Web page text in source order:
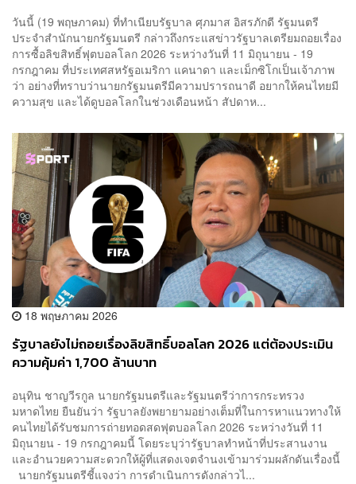
วันนี้ (19 พฤษภาคม) ที่ทำเนียบรัฐบาล ศุภมาส อิสรภักดี รัฐมนตรี
ประจำสำนักนายกรัฐมนตรี กล่าวถึงกระแสข่าวรัฐบาลเตรียมถอยเรื่อง
การซื้อลิขสิทธิ์ฟุตบอลโลก 2026 ระหว่างวันที่ 11 มิถุนายน - 19
กรกฎาคม ที่ประเทศสหรัฐอเมริกา แคนาดา และเม็กซิโกเป็นเจ้าภาพ
ว่า อย่างที่ทราบว่านายกรัฐมนตรีมีความปรารถนาดี อยากให้คนไทยมี
ความสุข และได้ดูบอลโลกในช่วงเดือนหน้า สัปดาห...
18 พฤษภาคม 2026
รัฐบาลยังไม่ถอยเรื่องลิขสิทธิ์บอลโลก 2026 แต่ต้องประเมิน
ความคุ้มค่า 1,700 ล้านบาท
อนุทิน ชาญวีรกูล นายกรัฐมนตรีและรัฐมนตรีว่าการกระทรวง
มหาดไทย ยืนยันว่า รัฐบาลยังพยายามอย่างเต็มที่ในการหาแนวทางให้
คนไทยได้รับชมการถ่ายทอดสดฟุตบอลโลก 2026 ระหว่างวันที่ 11
มิถุนายน - 19 กรกฎาคมนี้ โดยระบุว่ารัฐบาลทำหน้าที่ประสานงาน
และอำนวยความสะดวกให้ผู้ที่แสดงเจตจำนงเข้ามาร่วมผลักดันเรื่องนี้
นายกรัฐมนตรีชี้แจงว่า การดำเนินการดังกล่าวไ...